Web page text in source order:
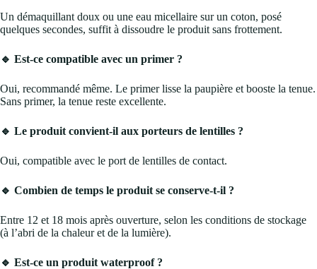
Un démaquillant doux ou une eau micellaire sur un coton, posé
quelques secondes, suffit à dissoudre le produit sans frottement.
🔹 Est-ce compatible avec un primer ?
Oui, recommandé même. Le primer lisse la paupière et booste la tenue.
Sans primer, la tenue reste excellente.
🔹 Le produit convient-il aux porteurs de lentilles ?
Oui, compatible avec le port de lentilles de contact.
🔹 Combien de temps le produit se conserve-t-il ?
Entre 12 et 18 mois après ouverture, selon les conditions de stockage
(à l’abri de la chaleur et de la lumière).
🔹 Est-ce un produit waterproof ?